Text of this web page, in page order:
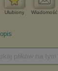
Ulubiony Wiadomość